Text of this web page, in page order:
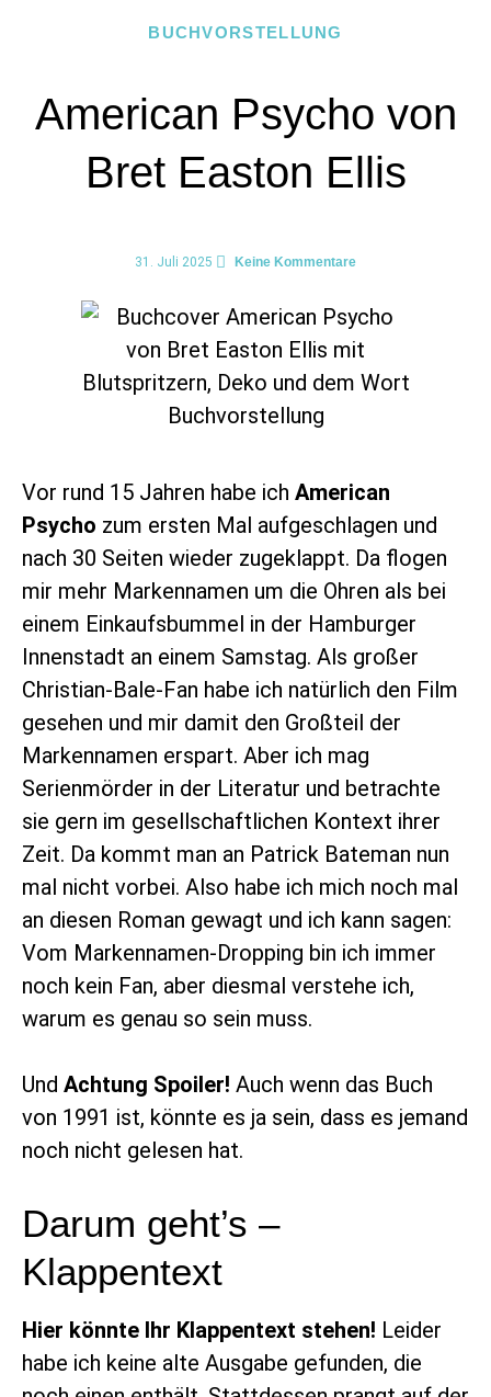
BUCHVORSTELLUNG
American Psycho von
Bret Easton Ellis
31. Juli 2025 Keine Kommentare
Vor rund 15 Jahren habe ich American
Psycho zum ersten Mal aufgeschlagen und
nach 30 Seiten wieder zugeklappt. Da flogen
mir mehr Markennamen um die Ohren als bei
einem Einkaufsbummel in der Hamburger
Innenstadt an einem Samstag. Als großer
Christian-Bale-Fan habe ich natürlich den Film
gesehen und mir damit den Großteil der
Markennamen erspart. Aber ich mag
Serienmörder in der Literatur und betrachte
sie gern im gesellschaftlichen Kontext ihrer
Zeit. Da kommt man an Patrick Bateman nun
mal nicht vorbei. Also habe ich mich noch mal
an diesen Roman gewagt und ich kann sagen:
Vom Markennamen-Dropping bin ich immer
noch kein Fan, aber diesmal verstehe ich,
warum es genau so sein muss.
Und Achtung Spoiler! Auch wenn das Buch
von 1991 ist, könnte es ja sein, dass es jemand
noch nicht gelesen hat.
Darum geht’s –
Klappentext
Hier könnte Ihr Klappentext stehen! Leider
habe ich keine alte Ausgabe gefunden, die